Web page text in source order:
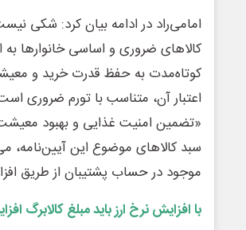
امامی‌راد در ادامه بیان کرد: شکی
کالاهای ضروری و اساسی خانوارها
کوتاه‌مدت به حفظ قدرت خرید و
«تضمین امنیت غذایی و بهبود
سبد کالاهای موضوع این آیین‌نامه،
موجود در حساب پشتیبان از طریق
با افزایش نرخ ارز باید مبلغ کالابرگ